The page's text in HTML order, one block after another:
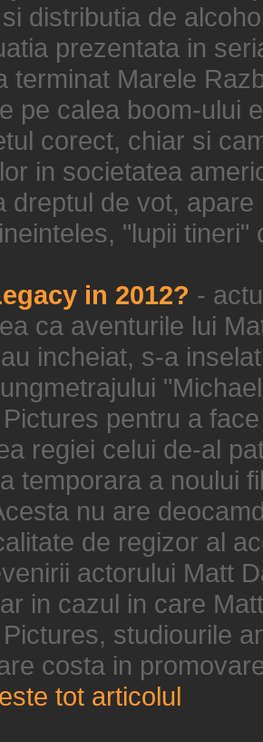
distributia de
prezentata in
terminat Marele
pe calea boom-ului
corect, chiar si
in societatea
dreptul de vot,
"lupii
in 2012? -
ca aventurile lui
incheiat, s-a
pentru a
regiei celui de-al
temporara a noului
nu are
de regizor al
actorului Matt
in cazul in care
studiourile
costa in
tot articolul